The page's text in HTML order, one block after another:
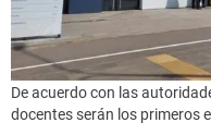
De acuerdo con las
docentes serán los primeros